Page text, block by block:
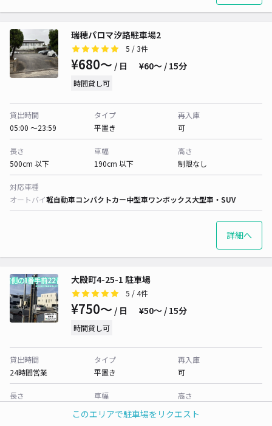
このエリアで駐車場をリクエスト
瑞穂パロマ汐路駐車場2
5 / 3件
¥680〜 / 日 ¥60〜 / 15分
時間貸し可
貸出時間
05:00 〜23:59
タイプ
平置き
再入庫
可
長さ
500cm 以下
車幅
190cm 以下
高さ
制限なし
対応車種
オートバイ軽自動車コンパクトカー中型車ワンボックス大型車・SUV
詳細へ
大殿町4-25-1 駐車場
5 / 4件
¥750〜 / 日 ¥50〜 / 15分
時間貸し可
貸出時間
24時間営業
タイプ
平置き
再入庫
可
長さ
車幅
190cm 以下
高さ